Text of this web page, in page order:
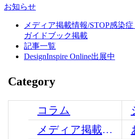
お知らせ
メディア掲載情報/STOP感染
ガイドブック掲載
記事一覧
DesignInspire Online出展中
Category
コラム
メディア掲載情報